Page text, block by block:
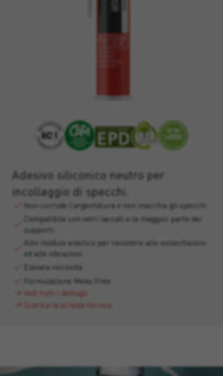
Adesivo siliconico neutro per
incollaggio di specchi.
Non corrode l’argentatura e non macchia gli specchi
Compatibile con vetri laccati e la maggior parte dei
supporti
Alto modulo elastico per resistere alle sollecitazioni
ed alle vibrazioni
Elevata viscosità
Formulazione Meko Free
Vedi tutti i dettagli
Scarica la scheda tecnica